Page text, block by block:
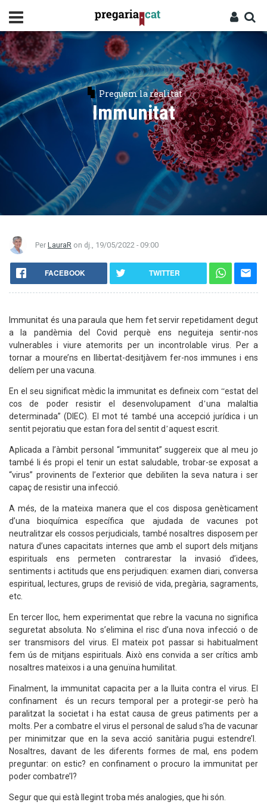
contingut
Cercador
Preguem la realitat
Immunitat
Per LauraR on dj., 19/05/2022 - 09:00
FACEBOOK TWITTER
Immunitat és una paraula que hem fet servir repetidament degut
a la pandèmia del Covid perquè ens neguiteja sentir-nos
vulnerables i viure atemorits per un incontrolable virus. Per a
tornar a moure’ns en llibertat-desitjàvem fer-nos immunes i ens
delíem per una vacuna.
En el seu significat mèdic la immunitat es defineix com “estat del
cos de poder resistir el desenvolupament d ’una malaltia
determinada” (DIEC). El mot té també una accepció jurídica i un
sentit pejoratiu que estan fora del sentit d ’aquest escrit.
Aplicada a l’àmbit personal “immunitat” suggereix que al meu jo
també li és propi el tenir un estat saludable, trobar-se exposat a
“virus” provinents de l’exterior que debiliten la seva natura i ser
capaç de resistir una infecció.
A més, de la mateixa manera que el cos disposa genèticament
d’una bioquímica específica que ajudada de vacunes pot
neutralitzar els cossos perjudicials, també nosaltres disposem per
natura d’unes capacitats internes que amb el suport dels mitjans
espirituals ens permeten contrarestar la invasió d’idees,
sentiments i actituds que ens perjudiquen: examen diari, conversa
espiritual, lectures, grups de revisió de vida, pregària, sagraments,
etc.
En tercer lloc, hem experimentat que rebre la vacuna no significa
seguretat absoluta. No s’elimina el risc d’una nova infecció o de
ser transmisors del virus. El mateix pot passar si habitualment
fem ús de mitjans espirituals. Això ens convida a ser crítics amb
nosaltres mateixos i a una genuïna humilitat.
Finalment, la immunitat capacita per a la lluita contra el virus. El
confinament és un recurs temporal per a protegir-se però ha
paralitzat la societat i ha estat causa de greus patiments per a
molts. Per a combatre el virus el personal de salud s’ha de vacunar
per minimitzar que en la seva acció sanitària pugui estendre’l.
Nosaltres, davant de les diferents formes de mal, ens podem
preguntar: on estic? en confinament o procuro la immunitat per
poder combatre’l?
Segur que qui està llegint troba més analogies, que hi són.